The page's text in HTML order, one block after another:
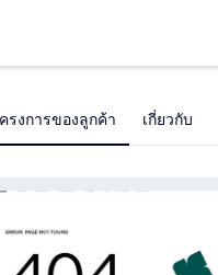
รงการของลูกค้า เกี่ยวกับ